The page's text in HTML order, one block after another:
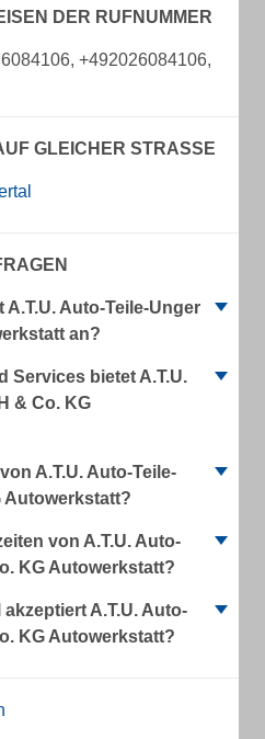
DER RUFNUMMER
+492026084106,
GLEICHER STRASSE
Auto-Teile-Unger
an?
Services bietet A.T.U.
& Co. KG
A.T.U. Auto-Teile-
Autowerkstatt?
von A.T.U. Auto-
KG Autowerkstatt?
A.T.U. Auto-
KG Autowerkstatt?